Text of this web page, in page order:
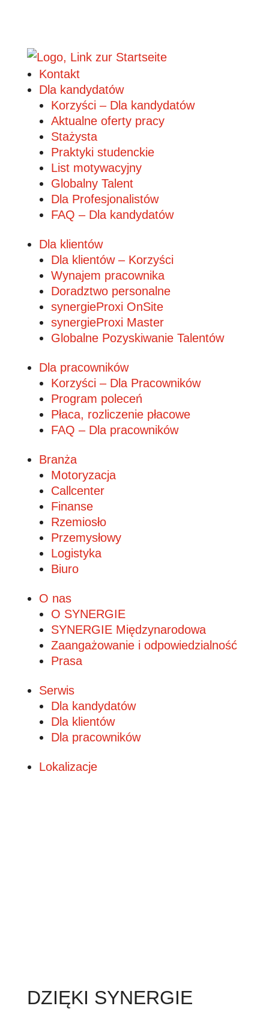
Kontakt
Dla kandydatów
Korzyści – Dla kandydatów
Aktualne oferty pracy
Stażysta
Praktyki studenckie
List motywacyjny
Globalny Talent
Dla Profesjonalistów
FAQ – Dla kandydatów
Dla klientów
Dla klientów – Korzyści
Wynajem pracownika
Doradztwo personalne
synergieProxi OnSite
synergieProxi Master
Globalne Pozyskiwanie Talentów
Dla pracowników
Korzyści – Dla Pracowników
Program poleceń
Płaca, rozliczenie płacowe
FAQ – Dla pracowników
Branża
Motoryzacja
Callcenter
Finanse
Rzemiosło
Przemysłowy
Logistyka
Biuro
O nas
O SYNERGIE
SYNERGIE Międzynarodowa
Zaangażowanie i odpowiedzialność
Prasa
Serwis
Dla kandydatów
Dla klientów
Dla pracowników
Lokalizacje
DZIĘKI SYNERGIE